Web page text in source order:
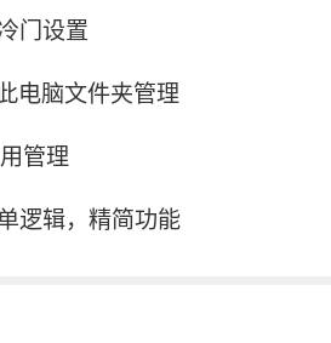
门设置
电脑文件夹管理
管理
逻辑，精简功能